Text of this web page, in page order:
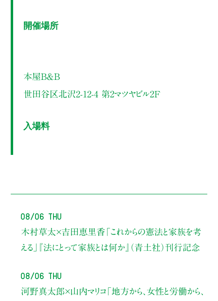
開催場所
本屋B&B
世田谷区北沢2-12-4 第2マツヤビル2F
入場料
08/06 Thu
木村草太×吉田恵里香 「これからの憲法と家族を考
える」
『法にとって家族とは何か』（青土社）刊行記念
08/06 Thu
河野真太郎×山内マリコ「地方から、女性と労働から、